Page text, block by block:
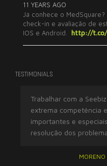
11 YEARS AGO
Já conhece o
check-in e avaliação de
IOS e Android. http://t.co/
TESTIMONIALS
Trabalhar com a
extrema competência
importantes e
resolução dos
MORENO